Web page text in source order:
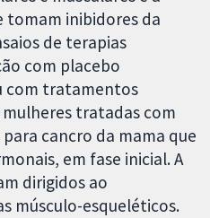
tomam inibidores da
de terapias
com placebo
com tratamentos
tratadas com
cancro da mama que
em fase inicial. A
dirigidos ao
músculo-esqueléticos.